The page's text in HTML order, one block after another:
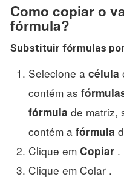
Como copiar o
fórmula?
Substituir fórmulas
Selecione a célula
contém as
fórmula de matriz,
contém a fórmula
Clique em Copiar .
Clique em Colar .